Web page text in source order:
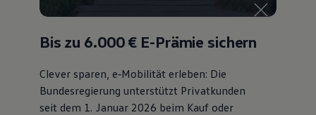
Bis zu 6.000 € E-Prämie sichern
Clever sparen, e‑Mobilität erleben: Die
Bundesregierung unterstützt Privatkunden
seit dem 1. Januar 2026 beim Kauf oder